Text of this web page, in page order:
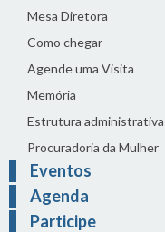
Mesa Diretora
Como chegar
Agende uma Visita
Memória
Estrutura administrativa
Procuradoria da Mulher
Eventos
Agenda
Participe